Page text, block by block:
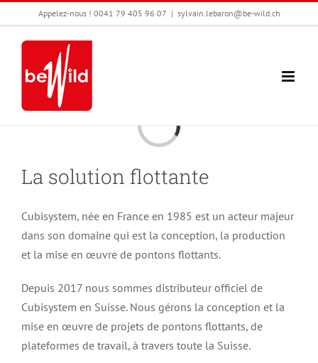
au
contenu
Appelez-nous ! 0041 79 405 96 07 | sylvain.lebaron@be-wild.ch
Chargement…
La solution flottante
Cubisystem, née en France en 1985 est un acteur majeur
dans son domaine qui est la conception, la production
et la mise en œuvre de pontons flottants.
Depuis 2017 nous sommes distributeur officiel de
Cubisystem en Suisse. Nous gérons la conception et la
mise en œuvre de projets de pontons flottants, de
plateformes de travail, à travers toute la Suisse.